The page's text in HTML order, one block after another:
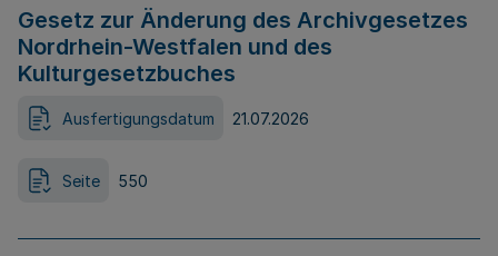
Gesetz zur Änderung des Archivgesetzes
Nordrhein-Westfalen und des
Kulturgesetzbuches
Ausfertigungsdatum 21.07.2026
Seite 550